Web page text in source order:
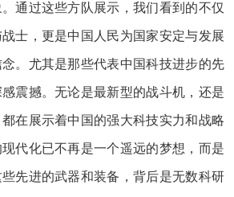
通过这些方队展示，我们看到的不仅
士，更是中国人民为国家安定与发展
。尤其是那些代表中国科技进步的先
震撼。无论是最新型的战斗机，还是
在展示着中国的强大科技实力和战略
代化已不再是一个遥远的梦想，而是
先进的武器和装备，背后是无数科研